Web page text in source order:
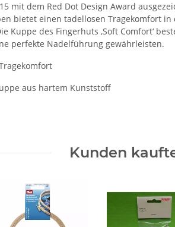
mit dem Red Dot Design Award
bietet einen tadellosen Tragekomfort
Kuppe des Fingerhuts ‚Soft Comfort‘
perfekte Nadelführung gewährleisten.
aus hartem Kunststoff
Kunden